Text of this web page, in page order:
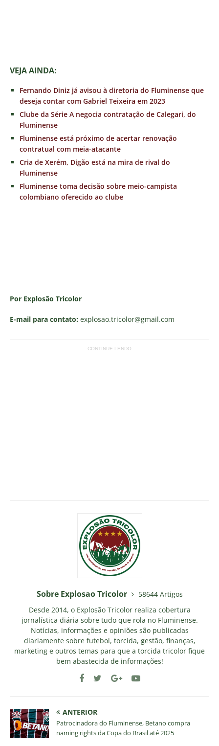
VEJA AINDA:
Fernando Diniz já avisou à diretoria do Fluminense que
deseja contar com Gabriel Teixeira em 2023
Clube da Série A negocia contratação de Calegari, do
Fluminense
Fluminense está próximo de acertar renovação
contratual com meia-atacante
Cria de Xerém, Digão está na mira de rival do
Fluminense
Fluminense toma decisão sobre meio-campista
colombiano oferecido ao clube
Por Explosão Tricolor
E-mail para contato: explosao.tricolor@gmail.com
CONTINUE LENDO
Sobre Explosao Tricolor
58644 Artigos
Desde 2014, o Explosão Tricolor realiza cobertura
jornalística diária sobre tudo que rola no Fluminense.
Notícias, informações e opiniões são publicadas
diariamente sobre futebol, torcida, gestão, finanças,
marketing e outros temas para que a torcida tricolor fique
bem abastecida de informações!
ANTERIOR
Patrocinadora do Fluminense, Betano compra
naming rights da Copa do Brasil até 2025